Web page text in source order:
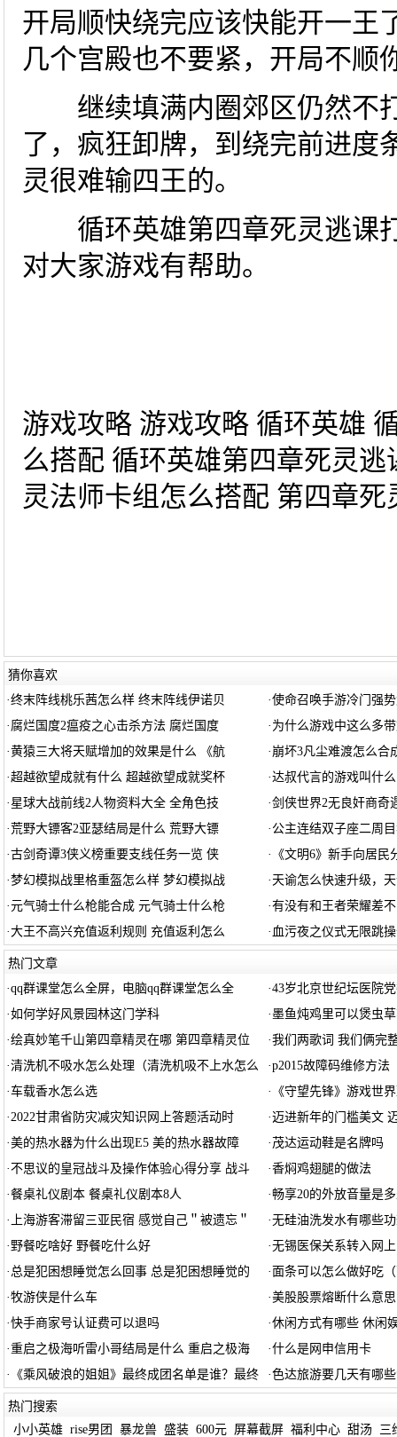
开局顺快绕完应该快能开一王
几个宫殿也不要紧，开局不顺
继续填满内圈郊区仍然不
了，疯狂卸牌，到绕完前进度
灵很难输四王的。
循环英雄第四章死灵逃课
对大家游戏有帮助。
游戏攻略 游戏攻略 循环英雄
么搭配 循环英雄第四章死灵
灵法师卡组怎么搭配 第四章死
猜你喜欢
·终末阵线桃乐茜怎么样 终末阵线伊诺贝 ·使命召唤手游冷门强
· 腐烂国度2瘟疫之心击杀方法 腐烂国度 · 为什么游戏中这么多
·黄猿三大将天赋增加的效果是什么 《航 · 崩坏3凡尘难渡怎么合
·超越欲望成就有什么 超越欲望成就奖杯 ·达叔代言的游戏叫什么
· 星球大战前线2人物资料大全 全角色技 ·剑侠世界2无良奸商奇
· 荒野大镖客2亚瑟结局是什么 荒野大镖 · 公主连结双子座二周
·古剑奇谭3侠义榜重要支线任务一览 侠 · 《文明6》新手向居民
·梦幻模拟战里格重盔怎么样 梦幻模拟战 · 天谕怎么快速升级，
·元气骑士什么枪能合成 元气骑士什么枪 ·有没有和王者荣耀差
·大王不高兴充值返利规则 充值返利怎么 · 血污夜之仪式无限跳
热门文章
·qq群课堂怎么全屏，电脑qq群课堂怎么全 ·43岁北京世纪坛医院
·如何学好风景园林这门学科 ·墨鱼炖鸡里可以煲虫
·绘真妙笔千山第四章精灵在哪 第四章精灵位 ·我们两歌词 我们俩完
·清洗机不吸水怎么处理（清洗机吸不上水怎么 ·p2015故障码维修方法
·车载香水怎么选 · 《守望先锋》游戏世
·2022甘肃省防灾减灾知识网上答题活动时 ·迈进新年的门槛美文
·美的热水器为什么出现E5 美的热水器故障 · 茂达运动鞋是名牌吗
·不思议的皇冠战斗及操作体验心得分享 战斗 ·香焖鸡翅腿的做法
·餐桌礼仪剧本 餐桌礼仪剧本8人 ·畅享20的外放音量是
· 上海游客滞留三亚民宿 感觉自己＂被遗忘＂ ·无硅油洗发水有哪些
· 野餐吃啥好 野餐吃什么好 ·无锡医保关系转入网
· 总是犯困想睡觉怎么回事 总是犯困想睡觉的 · 面条可以怎么做好吃
·牧游侠是什么车 ·美股股票熔断什么意
·快手商家号认证费可以退吗 ·休闲方式有哪些 休闲
·重启之极海听雷小哥结局是什么 重启之极海 ·什么是网申信用卡
· 《乘风破浪的姐姐》最终成团名单是谁？最终 ·色达旅游要几天有哪
热门搜索
小小英雄 rise男团 暴龙兽 盛装 600元 屏幕截屏 福利中心 甜汤
三